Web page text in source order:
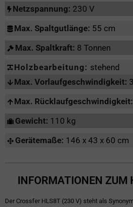
Netzspannung: 230 V
Max. Spaltgutlänge: 55 cm
Max. Spaltkraft: 8 Tonnen
Holzbearbeitung: stehend
Max. Vorlaufgeschwindigkeit:
Max. Rücklaufgeschwindigkeit:
Gewicht: 110 kg
Gerätemaße: 146 x 43 x 60 cm
INFORMATIONEN
Der Crossfer HLS8T (230 V) steht als